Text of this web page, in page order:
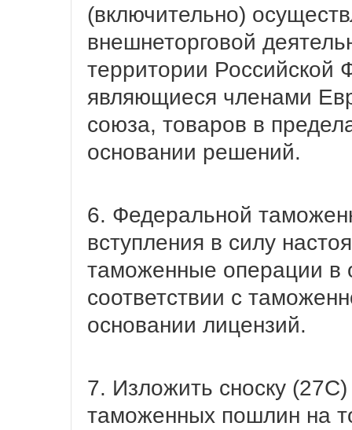
(включительно)
внешнеторговой
территории Российской
являющиеся членами
союза, товаров в
основании решений.
6. Федеральной
вступления в силу
таможенные операции в
соответствии с
основании лицензий.
7. Изложить сноску
таможенных пошлин на